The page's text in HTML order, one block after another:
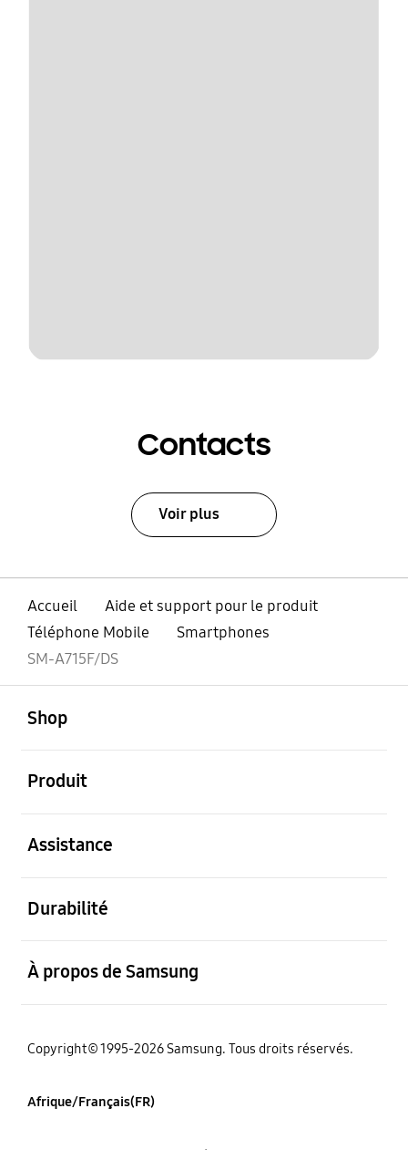
Contacts
Voir plus
Accueil
Aide et support pour le produit
Téléphone Mobile
Smartphones
SM-A715F/DS
Shop
Produit
Assistance
Durabilité
À propos de Samsung
Copyright© 1995-2026 Samsung. Tous droits réservés.
Afrique/Français(FR)